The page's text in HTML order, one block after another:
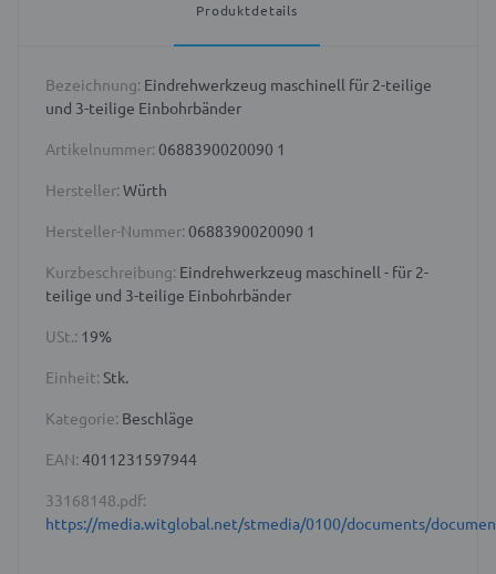
Produktdetails
Bezeichnung: Eindrehwerkzeug maschinell für 2-teilige
und 3-teilige Einbohrbänder
Artikelnummer: 0688390020090 1
Hersteller: Würth
Hersteller-Nummer: 0688390020090 1
Kurzbeschreibung: Eindrehwerkzeug maschinell - für 2-
teilige und 3-teilige Einbohrbänder
USt.: 19%
Einheit: Stk.
Kategorie: Beschläge
EAN: 4011231597944
33168148.pdf:
https://media.witglobal.net/stmedia/0100/documents/